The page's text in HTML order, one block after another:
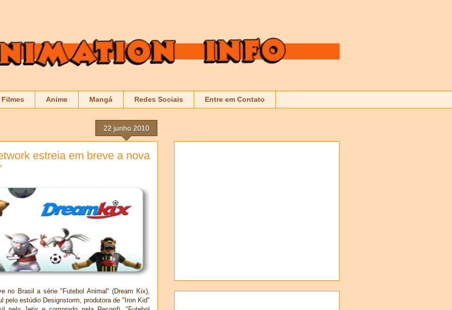
Filmes Anime Mangá Redes Sociais Entre em Contato
22 junho 2010
estreia em breve a nova
no Brasil a série "Futebol Animal" (Dream Kix),
pelo estúdio Designstorm, produtora de "Iron Kid"